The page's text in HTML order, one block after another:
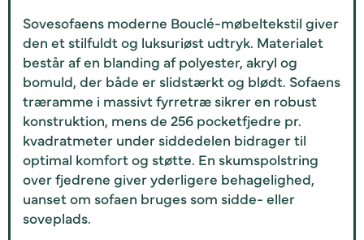
Sovesofaens moderne Bouclé-møbeltekstil giver
den et stilfuldt og luksuriøst udtryk. Materialet
består af en blanding af polyester, akryl og
bomuld, der både er slidstærkt og blødt. Sofaens
træramme i massivt fyrretræ sikrer en robust
konstruktion, mens de 256 pocketfjedre pr.
kvadratmeter under siddedelen bidrager til
optimal komfort og støtte. En skumspolstring
over fjedrene giver yderligere behagelighed,
uanset om sofaen bruges som sidde- eller
soveplads.